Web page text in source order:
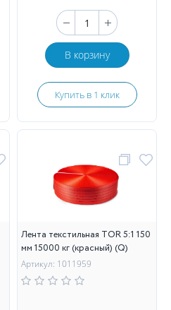
В корзину
Купить в 1 клик
Лента текстильная TOR 5:1 150
мм 15000 кг (красный) (Q)
Артикул: 1011959